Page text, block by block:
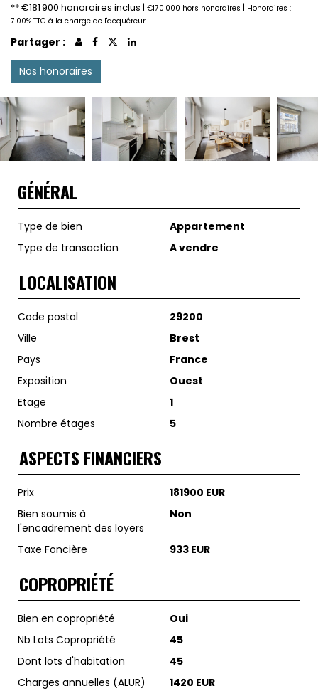
** €181 900 honoraires inclus | €170 000 hors honoraires | Honoraires :
7.00% TTC à la charge de l'acquéreur
Partager :
Nos honoraires
GÉNÉRAL
Type de bien
Appartement
Type de transaction
A vendre
LOCALISATION
Code postal
29200
Ville
Brest
Pays
France
Exposition
Ouest
Etage
1
Nombre étages
5
ASPECTS FINANCIERS
Prix
181900 EUR
Bien soumis à
l'encadrement des loyers
Non
Taxe Foncière 933 EUR
COPROPRIÉTÉ
Bien en copropriété
Oui
Nb Lots Copropriété
45
Dont lots d'habitation
45
Charges annuelles (ALUR)
1420 EUR